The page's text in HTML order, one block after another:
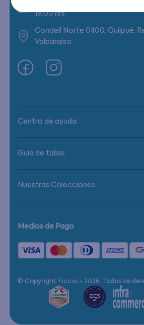
19:00 hrs
Condell Norte 0400, Quilpué,
Valparaíso
Centro de ayuda
Guía de tallas
Nuestras Colecciones
Medios de Pago
© Copyright Ficcus - 2026. Todos los